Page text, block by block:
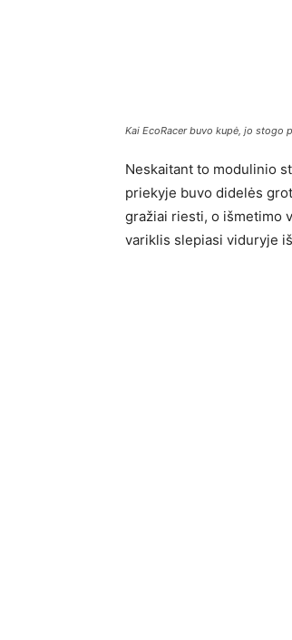
Kai EcoRacer buvo kupė, jo stogo
Neskaitant to modulinio
priekyje buvo didelės
gražiai riesti, o išmetimo
variklis slepiasi viduryje